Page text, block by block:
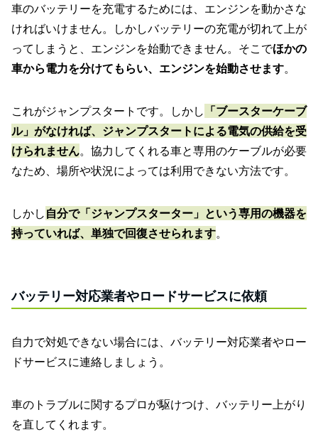
車のバッテリーを充電するためには、エンジンを動かさな
ければいけません。
しかしバッテリーの充電が切れて上が
ってしまうと、エンジンを始動できません。 そこでほかの
車から電力を分けてもらい、エンジンを始動させます。
これがジャンプスタートです。しかし 「ブースターケーブ
ル」 がなければ、ジャンプスタートによる電気の供給を受
けられません。協力してくれる車と専用のケーブルが必要
なため、場所や状況によっては利用できない方法です。
しかし 自分で「ジャンプスターター」という専用の機器を
持っていれば、単独で回復させられます。
バッテリー対応業者やロードサービスに依頼
自力で対処できない場合には、バッテリー対応業者やロー
ドサービスに連絡しましょう。
車のトラブルに関するプロが駆けつけ、バッテリー上がり
を直してくれます。